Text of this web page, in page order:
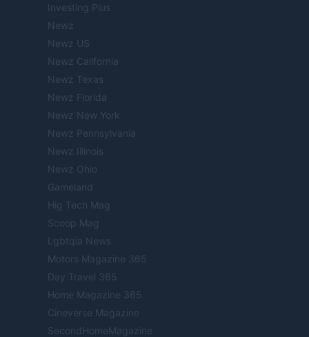
Investing Plus
Newz
Newz US
Newz California
Newz Texas
Newz Florida
Newz New York
Newz Pennsylvania
Newz Illinois
Newz Ohio
Gameland
Hig Tech Mag
Scoop Mag
Lgbtqia News
Motors Magazine 365
Day Travel 365
Home Magazine 365
Cineverse Magazine
SecondHomeMagazine